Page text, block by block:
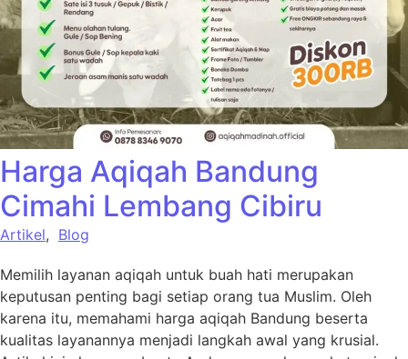
Harga Aqiqah Bandung
Cimahi Lembang Cibiru
Artikel, Blog
Memilih layanan aqiqah untuk buah hati merupakan
keputusan penting bagi setiap orang tua Muslim. Oleh
karena itu, memahami harga aqiqah Bandung beserta
kualitas layanannya menjadi langkah awal yang krusial.